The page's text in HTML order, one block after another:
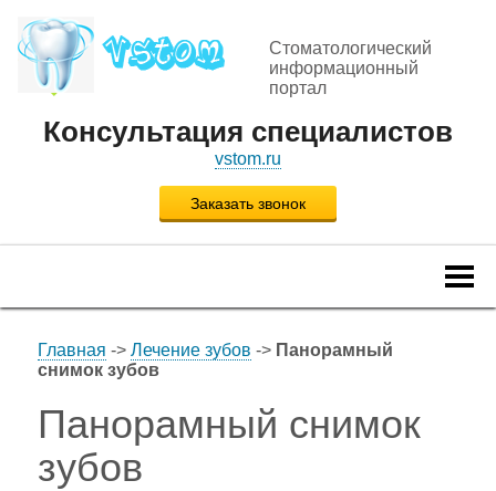
Стоматологический
информационный
портал
Консультация специалистов
vstom.ru
Заказать звонок
Главная -> Лечение зубов -> Панорамный
снимок зубов
Панорамный снимок
зубов